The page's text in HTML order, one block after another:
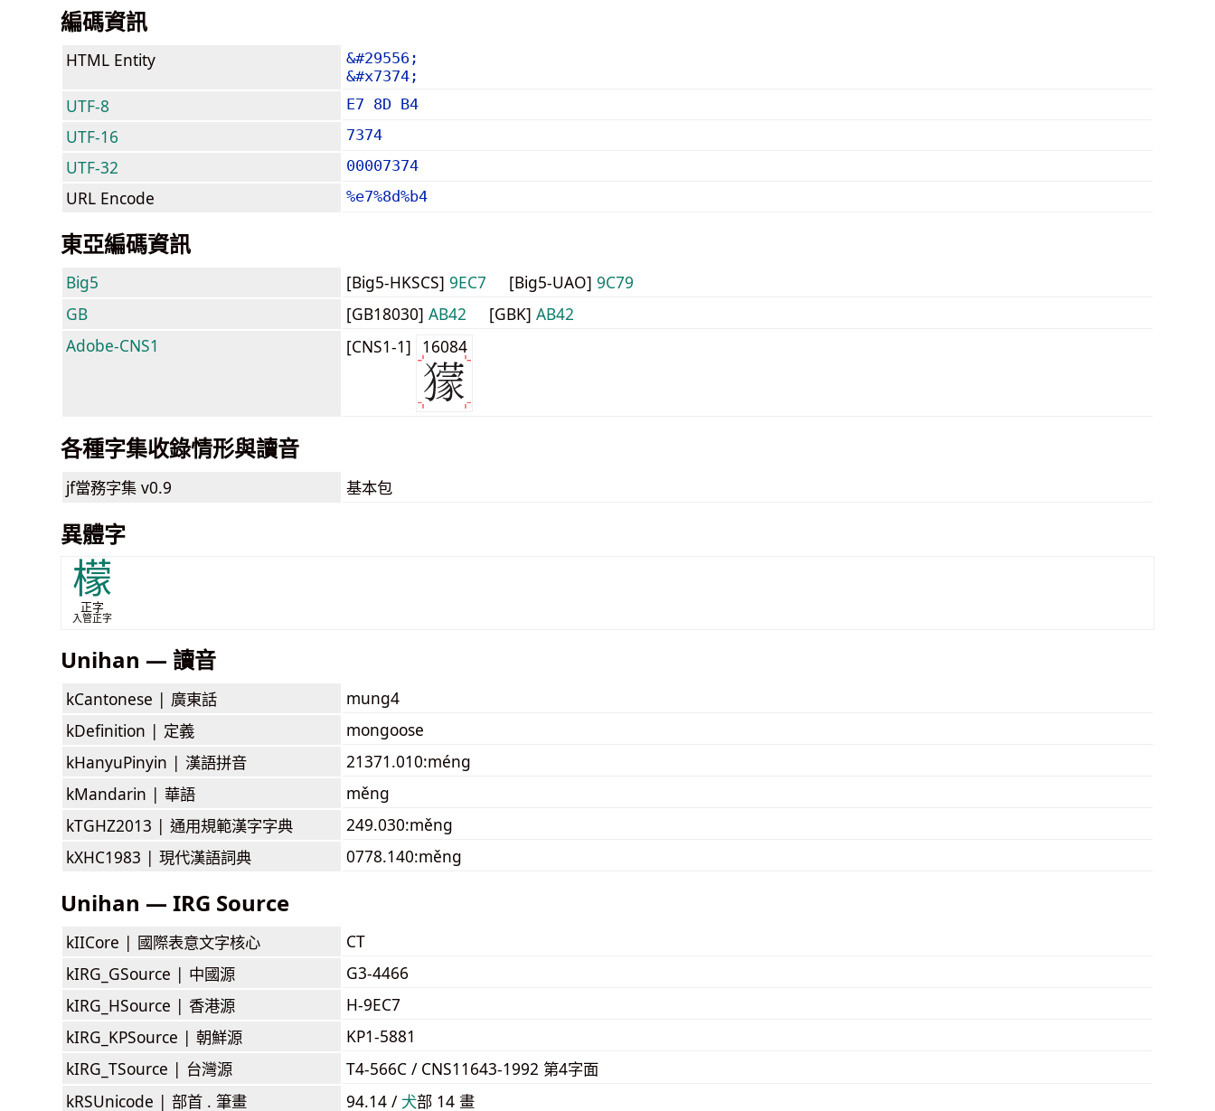
編碼資訊
HTML Entity
&#29556;
&#x7374;
UTF-8 E7 8D B4
UTF-16 7374
UTF-32 00007374
URL Encode %e7%8d%b4
東亞編碼資訊
Big5 [Big5-HKSCS] 9EC7 [Big5-UAO] 9C79
GB
[GB18030] AB42 [GBK] AB42
Adobe-CNS1
[CNS1-1] 16084
各種字集收錄情形與讀音
jf當務字集 v0.9 基本包
異體字
檬
正字
入管正字
Unihan — 讀音
kCantonese | 廣東話
mung4
kDefinition | 定義
mongoose
kHanyuPinyin | 漢語拼音
21371.010:méng
kMandarin | 華語
měng
kTGHZ2013 | 通用規範漢字字典
249.030:měng
kXHC1983 | 現代漢語詞典 0778.140:měng
Unihan — IRG Source
kIICore | 國際表意文字核心
CT
kIRG_GSource | 中國源
G3-4466
kIRG_HSource | 香港源
H-9EC7
kIRG_KPSource | 朝鮮源
KP1-5881
kIRG_TSource | 台灣源
T4-566C / CNS11643-1992 第4字面
kRSUnicode | 部首 . 筆畫 94.14 / ⽝部 14 畫